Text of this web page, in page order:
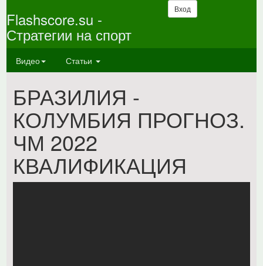
Flashscore.su -
Стратегии на спорт
Вход
Видео Статьи
БРАЗИЛИЯ -
КОЛУМБИЯ ПРОГНОЗ.
ЧМ 2022
КВАЛИФИКАЦИЯ